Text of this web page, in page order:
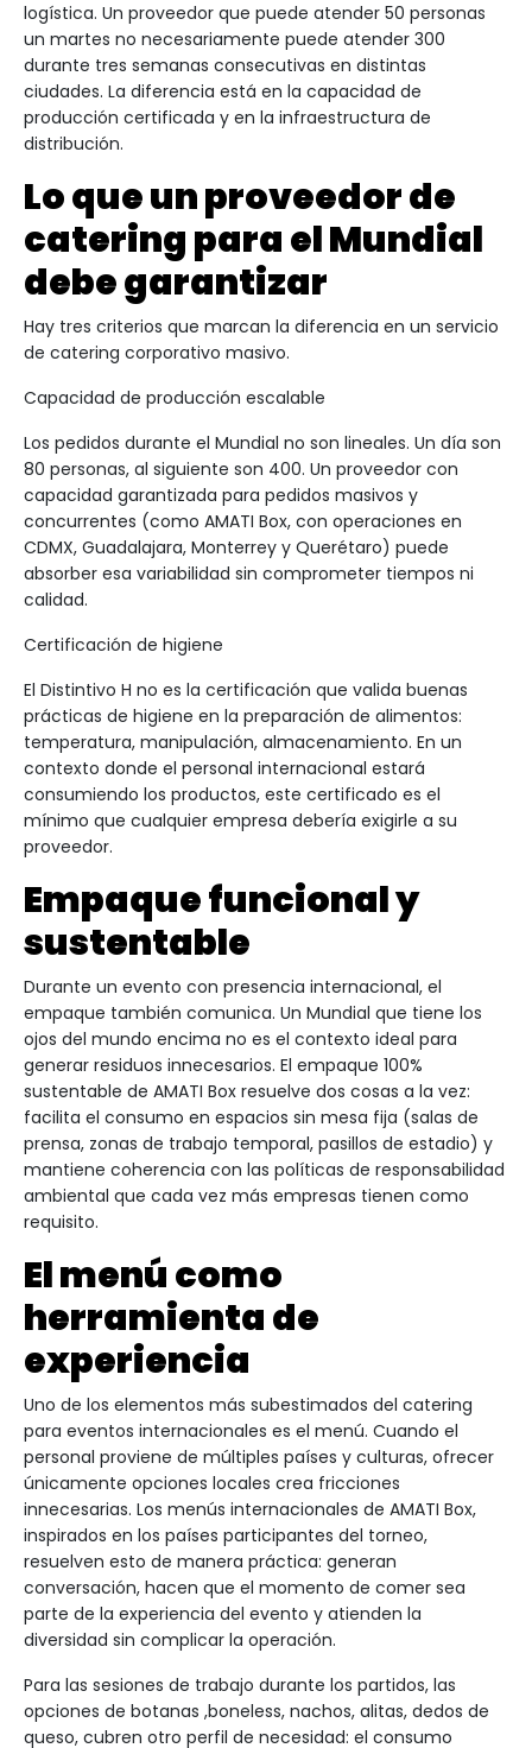
logística. Un proveedor que puede atender 50 personas
un martes no necesariamente puede atender 300
durante tres semanas consecutivas en distintas
ciudades. La diferencia está en la capacidad de
producción certificada y en la infraestructura de
distribución.
Lo que un proveedor de
catering para el Mundial
debe garantizar
Hay tres criterios que marcan la diferencia en un servicio
de catering corporativo masivo.
Capacidad de producción escalable
Los pedidos durante el Mundial no son lineales. Un día son
80 personas, al siguiente son 400. Un proveedor con
capacidad garantizada para pedidos masivos y
concurrentes (como AMATI Box, con operaciones en
CDMX, Guadalajara, Monterrey y Querétaro) puede
absorber esa variabilidad sin comprometer tiempos ni
calidad.
Certificación de higiene
El Distintivo H no es la certificación que valida buenas
prácticas de higiene en la preparación de alimentos:
temperatura, manipulación, almacenamiento. En un
contexto donde el personal internacional estará
consumiendo los productos, este certificado es el
mínimo que cualquier empresa debería exigirle a su
proveedor.
Empaque funcional y
sustentable
Durante un evento con presencia internacional, el
empaque también comunica. Un Mundial que tiene los
ojos del mundo encima no es el contexto ideal para
generar residuos innecesarios. El empaque 100%
sustentable de AMATI Box resuelve dos cosas a la vez:
facilita el consumo en espacios sin mesa fija (salas de
prensa, zonas de trabajo temporal, pasillos de estadio) y
mantiene coherencia con las políticas de responsabilidad
ambiental que cada vez más empresas tienen como
requisito.
El menú como
herramienta de
experiencia
Uno de los elementos más subestimados del catering
para eventos internacionales es el menú. Cuando el
personal proviene de múltiples países y culturas, ofrecer
únicamente opciones locales crea fricciones
innecesarias. Los menús internacionales de AMATI Box,
inspirados en los países participantes del torneo,
resuelven esto de manera práctica: generan
conversación, hacen que el momento de comer sea
parte de la experiencia del evento y atienden la
diversidad sin complicar la operación.
Para las sesiones de trabajo durante los partidos, las
opciones de botanas ,boneless, nachos, alitas, dedos de
queso, cubren otro perfil de necesidad: el consumo